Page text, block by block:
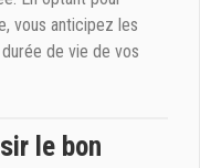
vous anticipez les
de vie de vos
le bon